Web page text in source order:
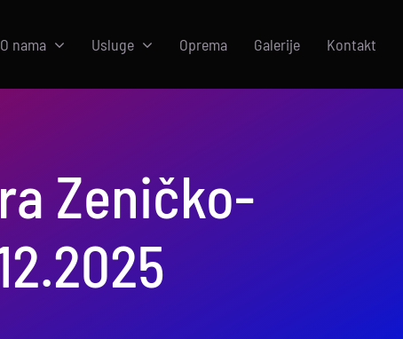
O nama Usluge Oprema Galerije Kontakt
Zeničko-